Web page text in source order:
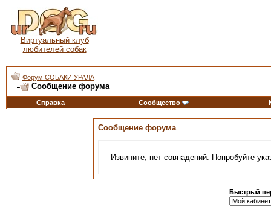
Виртуальный клуб
любителей собак
Форум СОБАКИ УРАЛА
Сообщение форума
Справка Сообщество
Сообщение форума
Извините, нет совпадений. Попробуйте
Быстрый